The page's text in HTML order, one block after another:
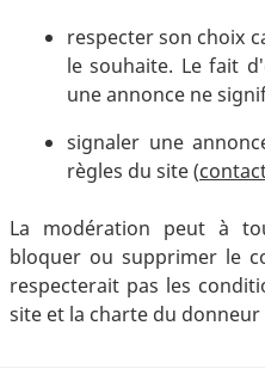
respecter son choix
le souhaite. Le fait
une annonce ne
signaler une
règles du site (
La modération peut à
bloquer ou supprimer le
respecterait pas les
site et la charte du